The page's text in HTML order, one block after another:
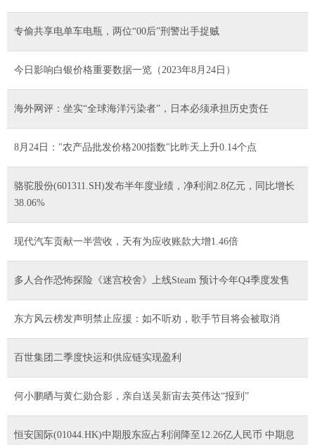
专偷共享电单车电瓶，两位“00后”刑警出手捉贼
今日影响白银价格重要数据一览（2023年8月24日）
海外网评：坐实“全球海洋污染者”，日本必须承担历史责任
8月24日："农产品批发价格200指数"比昨天上升0.14个点
骆驼股份(601311.SH)发布半年度业绩，净利润2.8亿元，同比增长
38.06%
现代汽车贡献一半营收，天有为应收账款大增1.46倍
多人合作恐怖探险《迷宫校舍》上线Steam 预计今年Q4季度发售
东方风云榜发声明禁止应援：如不听劝，歌手节目将会被取消
百世集团二季度快运和供应链实现盈利
何小鹏晒与黄仁勋合影，亲自送吴新宙去英伟达“报到”
恒安国际(01044.HK)中期股东应占利润降至12.26亿人民币 中期息